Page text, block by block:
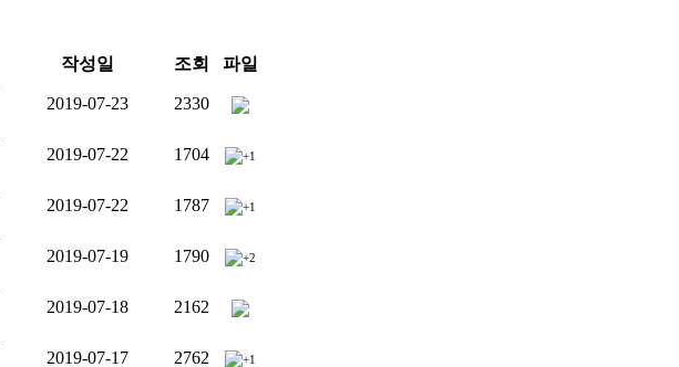
작성일 조회 파일
2019-07-23 2330
2019-07-22 1704 +1
2019-07-22 1787 +1
2019-07-19 1790 +2
2019-07-18 2162
2019-07-17 2762 +1